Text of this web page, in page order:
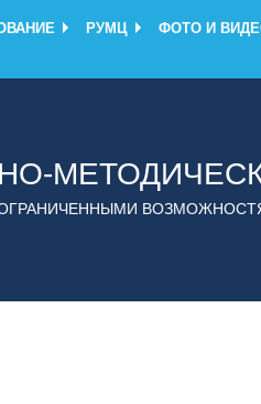
РУМЦ ФОТО И